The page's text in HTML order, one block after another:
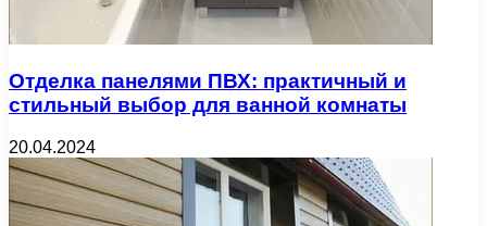
Отделка панелями ПВХ: практичный и
стильный выбор для ванной комнаты
20.04.2024